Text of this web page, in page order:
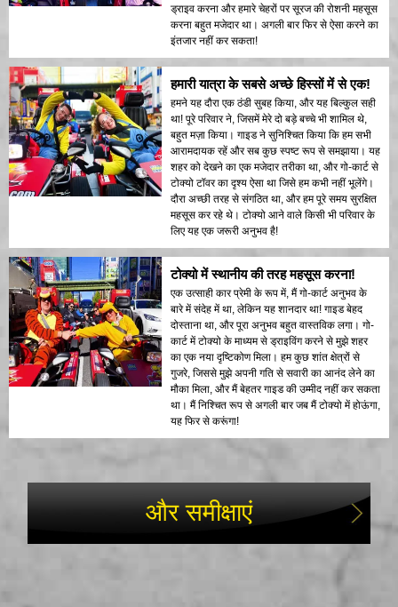
ड्राइव करना और हमारे चेहरों पर सूरज की रोशनी महसूस
करना बहुत मजेदार था। अगली बार फिर से ऐसा करने का
इंतजार नहीं कर सकता!
हमारी यात्रा के सबसे अच्छे हिस्सों में से एक!
हमने यह दौरा एक ठंडी सुबह किया, और यह बिल्कुल सही
था! पूरे परिवार ने, जिसमें मेरे दो बड़े बच्चे भी शामिल थे,
बहुत मज़ा किया। गाइड ने सुनिश्चित किया कि हम सभी
आरामदायक रहें और सब कुछ स्पष्ट रूप से समझाया। यह
शहर को देखने का एक मजेदार तरीका था, और गो-कार्ट से
टोक्यो टॉवर का दृश्य ऐसा था जिसे हम कभी नहीं भूलेंगे।
दौरा अच्छी तरह से संगठित था, और हम पूरे समय सुरक्षित
महसूस कर रहे थे। टोक्यो आने वाले किसी भी परिवार के
लिए यह एक जरूरी अनुभव है!
टोक्यो में स्थानीय की तरह महसूस करना!
एक उत्साही कार प्रेमी के रूप में, मैं गो-कार्ट अनुभव के
बारे में संदेह में था, लेकिन यह शानदार था! गाइड बेहद
दोस्ताना था, और पूरा अनुभव बहुत वास्तविक लगा। गो-
कार्ट में टोक्यो के माध्यम से ड्राइविंग करने से मुझे शहर
का एक नया दृष्टिकोण मिला। हम कुछ शांत क्षेत्रों से
गुजरे, जिससे मुझे अपनी गति से सवारी का आनंद लेने का
मौका मिला, और मैं बेहतर गाइड की उम्मीद नहीं कर सकता
था। मैं निश्चित रूप से अगली बार जब मैं टोक्यो में होऊंगा,
यह फिर से करूंगा!
और समीक्षाएं